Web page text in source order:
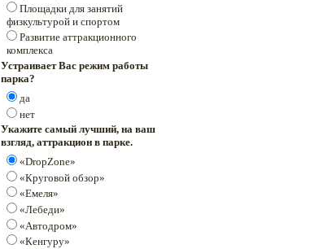
Площадки для занятий
физкультурой и спортом
Развитие аттракционного
комплекса
Устраивает Вас режим работы
парка?
да
нет
Укажите самый лучший, на ваш
взгляд, аттракцион в парке.
«DropZone»
«Круговой обзор»
«Емеля»
«Лебеди»
«Автодром»
«Кенгуру»